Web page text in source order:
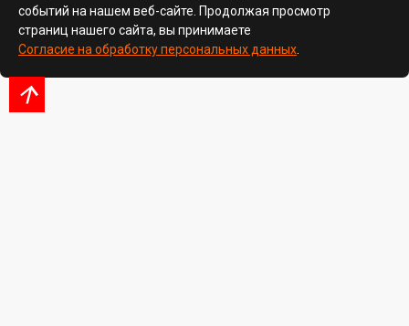
событий на нашем веб-сайте. Продолжая просмотр
страниц нашего сайта, вы принимаете
Согласие на обработку персональных данных